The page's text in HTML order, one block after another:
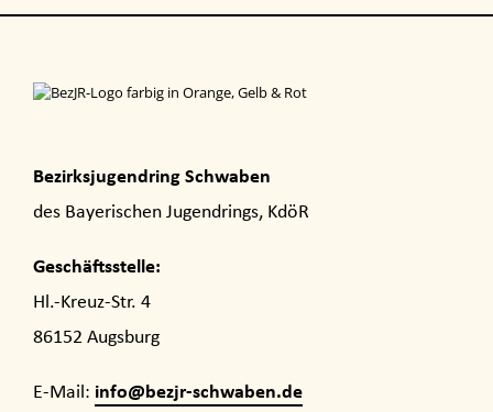
Bezirksjugendring Schwaben
des Bayerischen Jugendrings, KdöR
Geschäftsstelle:
Hl.-Kreuz-Str. 4
86152 Augsburg
E-Mail: info@bezjr-schwaben.de